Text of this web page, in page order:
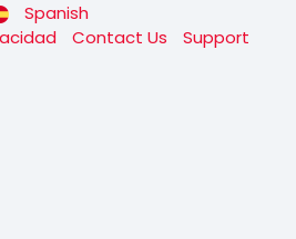
Spanish
Contact Us
Support